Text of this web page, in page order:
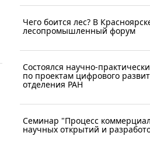
Чего боится лес? В
лесопромышленный форум
Состоялся научно-
по проектам цифрового
отделения РАН
Семинар "Процесс
научных открытий и